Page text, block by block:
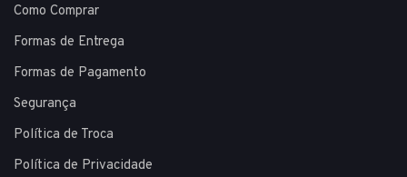
Como Comprar
Formas de Entrega
Formas de Pagamento
Segurança
Política de Troca
Política de Privacidade